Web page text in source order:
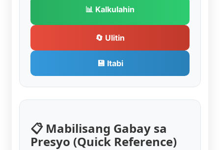
📊 Kalkulahin
🔄 Ulitin
💾 Itabi
📋 Mabilisang Gabay sa
Presyo (Quick Reference)